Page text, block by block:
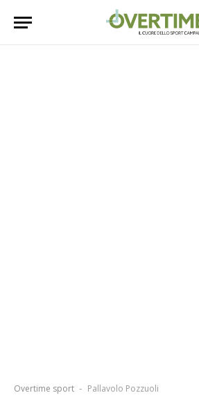
Overtime sport - Pallavolo Pozzuoli